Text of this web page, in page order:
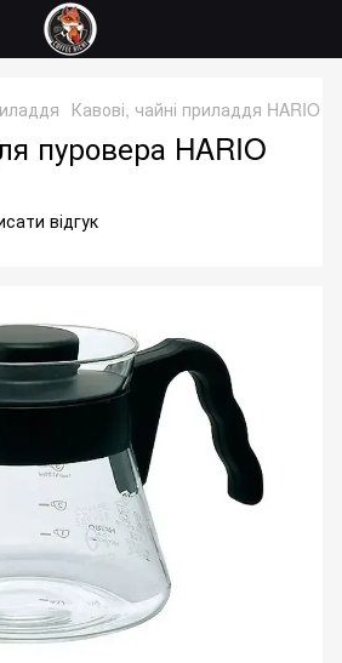
Кавові, чайні приладдя HARIO
пуровера HARIO
відгук